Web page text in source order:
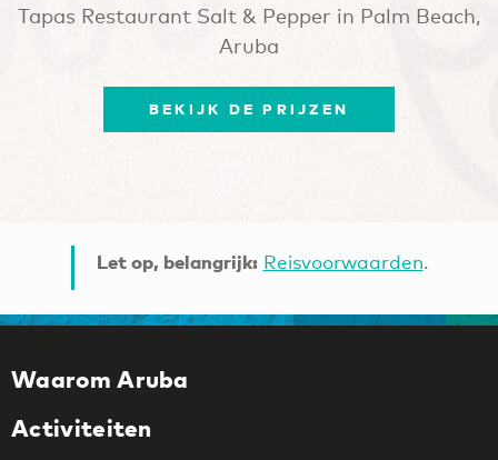
Tapas Restaurant Salt & Pepper in Palm Beach,
Aruba
BEKIJK DE PRIJZEN
Let op, belangrijk: Reisvoorwaarden.
Waarom Aruba
Activiteiten